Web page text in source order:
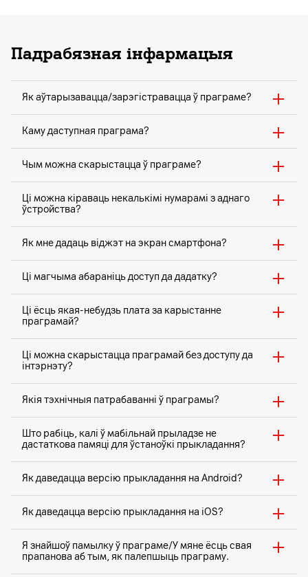
Падрабязная інфармацыя
Як аўтарызавацца/зарэгістравацца ў праграме?
Каму даступная праграма?
Чым можна скарыстацца ў праграме?
Ці можна кіраваць некалькімі нумарамі з аднаго
ўстройства?
Як мне дадаць віджэт на экран смартфона?
Ці магчыма абараніць доступ да дадатку?
Ці ёсць якая-небудзь плата за карыстанне
праграмай?
Ці можна скарыстацца праграмай без доступу да
інтэрнэту?
Якія тэхнічныя патрабаванні ў праграмы?
Што рабіць, калі ў мабільнай прыладзе не
дастаткова памяці для ўстаноўкі прыкладання?
Як даведацца версію прыкладання на Android?
Як даведацца версію прыкладання на iOS?
Я знайшоў памылку ў праграме/У мяне ёсць свая
прапанова аб тым, як палепшыць праграму.